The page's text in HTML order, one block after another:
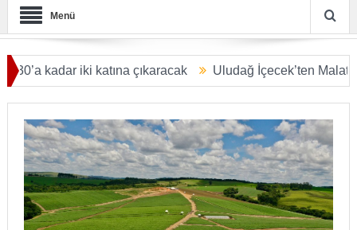
Menü
iki katına çıkaracak Uludağ İçecek’ten Malatya’ya 2,5
ULAŞACAK